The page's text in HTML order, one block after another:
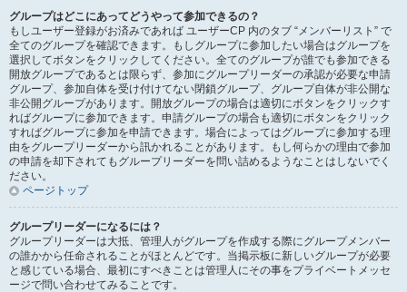
グループはどこにあってどうやって参加できるの？
もしユーザー登録がお済みであれば ユーザーCP 内のタブ “メンバーリスト” で
全てのグループを確認できます。もしグループに参加したい場合はグループを
選択してボタンをクリックしてください。全てのグループが誰でも参加できる
開放グループであるとは限らず、参加にグループリーダーの承認が必要な申請
グループ、参加自体を受け付けてない閉鎖グループ、グループ自体が非公開な
非公開グループがあります。開放グループの場合は適切にボタンをクリックす
ればグループに参加できます。申請グループの場合も適切にボタンをクリック
すればグループに参加を申請できます。場合によってはグループに参加する理
由をグループリーダーから訊かれることがあります。もし何らかの理由で参加
の申請を却下されてもグループリーダーを問い詰めるようなことはしないでく
ださい。
ページトップ
グループリーダーになるには？
グループリーダーは大抵、管理人がグループを作成する際にグループメンバー
の誰かから任命されることがほとんどです。当掲示板に新しいグループが必要
と感じている場合、最初にすべきことは管理人にその事をプライベートメッセ
ージで問い合わせてみることです。